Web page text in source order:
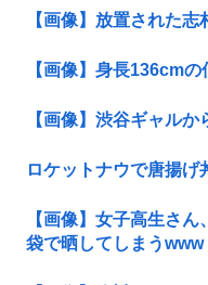
【画像】放置された
【画像】身長136cm
【画像】渋谷ギャル
ロケットナウで唐揚げ
【画像】女子高生さ
袋で晒してしまうwww